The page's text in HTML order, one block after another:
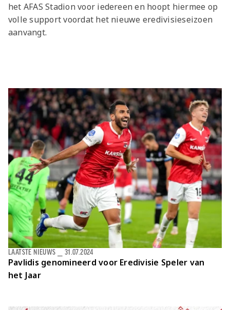
het AFAS Stadion voor iedereen en hoopt hiermee op
volle support voordat het nieuwe eredivisieseizoen
aanvangt.
Pavlidis genomineerd voor Eredivisie Speler van
het Jaar
LAATSTE NIEUWS 31.07.2024